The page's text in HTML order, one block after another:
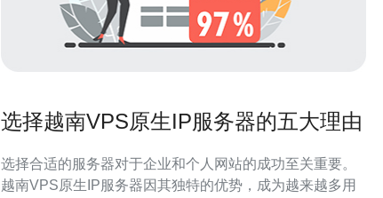
选择越南VPS原生IP服务器的五大理由
选择合适的服务器对于企业和个人网站的成功至关重要。
越南VPS原生IP服务器因其独特的优势，成为越来越多用